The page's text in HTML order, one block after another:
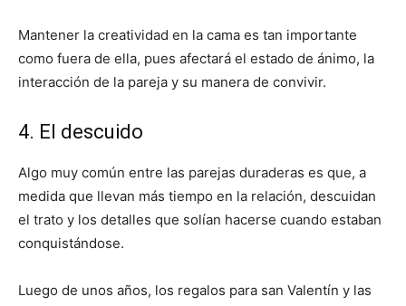
Mantener la creatividad en la cama es tan importante
como fuera de ella, pues afectará el estado de ánimo, la
interacción de la pareja y su manera de convivir.
4. El descuido
Algo muy común entre las parejas duraderas es que, a
medida que llevan más tiempo en la relación, descuidan
el trato y los detalles que solían hacerse cuando estaban
conquistándose.
Luego de unos años, los regalos para san Valentín y las